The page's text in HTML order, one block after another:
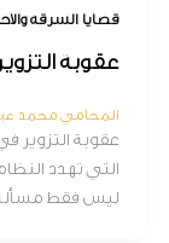
قضايا السرقة
عقوبة
المحامي محمد
عقوبة التزوير
التي تهدد
ليس فقط